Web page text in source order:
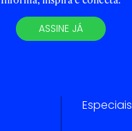
ASSINE JÁ
Especiais